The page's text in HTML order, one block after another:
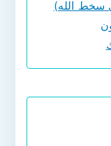
الله)